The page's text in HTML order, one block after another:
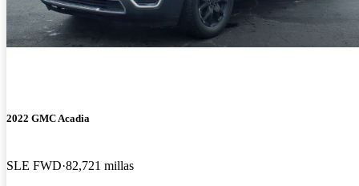
2022 GMC Acadia
SLE FWD 82,721 millas